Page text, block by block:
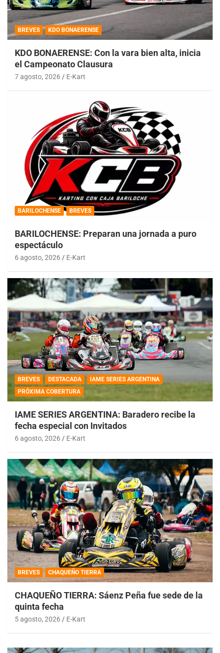
BREVES KDO BONAERENSE
KDO BONAERENSE: Con la vara bien alta, inicia
el Campeonato Clausura
7 agosto, 2026 E-Kart
BARILOCHENSE BREVES
BARILOCHENSE: Preparan una jornada a puro
espectáculo
6 agosto, 2026 E-Kart
BREVES DESTACADA
IAME SERIES ARGENTINA
PRÓXIMA COBERTURA
IAME SERIES ARGENTINA: Baradero recibe la
fecha especial con Invitados
6 agosto, 2026 E-Kart
BREVES CHAQUEÑO TIERRA
CHAQUEÑO TIERRA: Sáenz Peña fue sede de la
quinta fecha
5 agosto, 2026 E-Kart